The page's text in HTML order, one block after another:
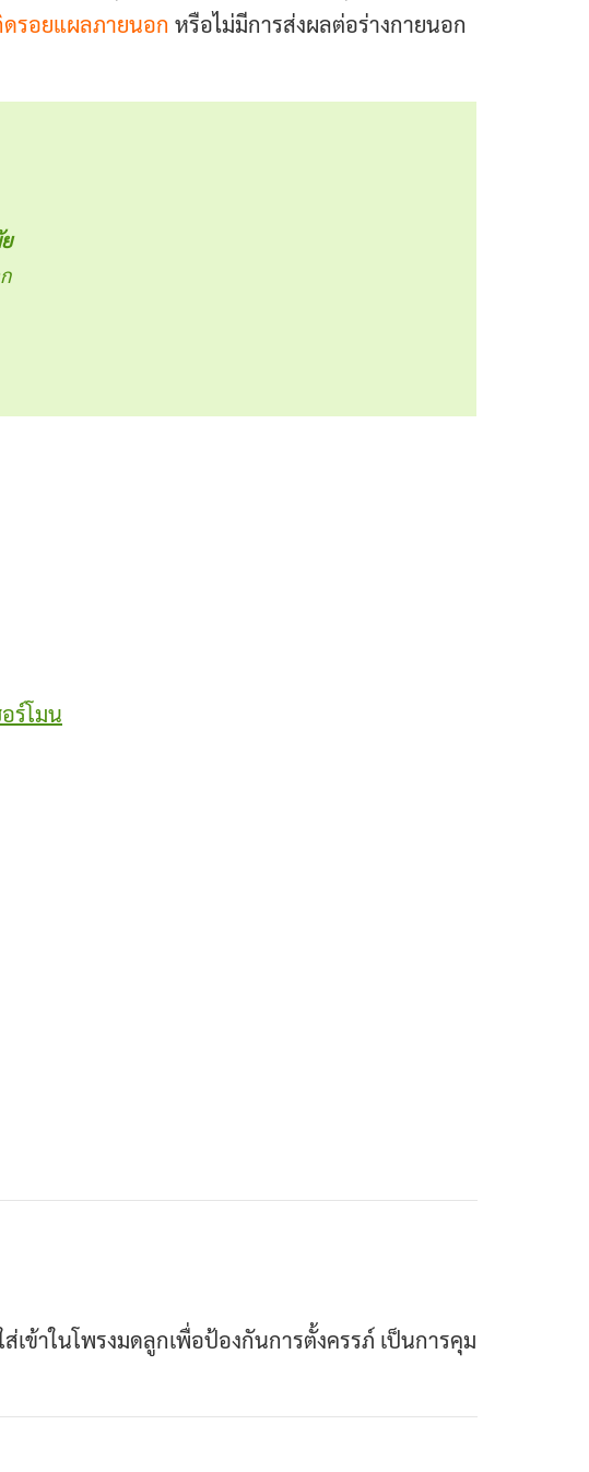
ดรอยแผลภายนอก หรือไม่มีการส่งผลต่อร่างกายนอก
ร์โมน
ข้าในโพรงมดลูกเพื่อป้องกันการตั้งครรภ์ เป็นการคุม